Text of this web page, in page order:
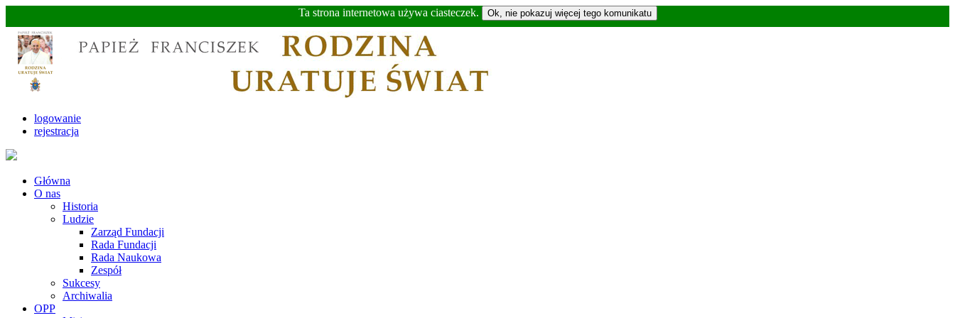
Ta strona internetowa używa ciasteczek.
logowanie
rejestracja
Główna
O nas
Historia
Ludzie
Zarząd Fundacji
Rada Fundacji
Rada Naukowa
Zespół
Sukcesy
Archiwalia
OPP